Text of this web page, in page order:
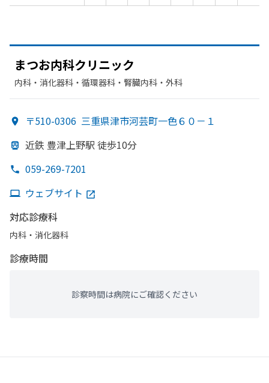
まつお内科クリニック
内科・​消化器科・​循環器科・​腎臓内科・外科
〒510-0306 三重県津市河芸町一色６０－１
近鉄 豊津上野駅 徒歩10分
059-269-7201
ウェブサイト
対応診療科
内科・​消化器科
診療時間
診察時間は病院にご確認ください